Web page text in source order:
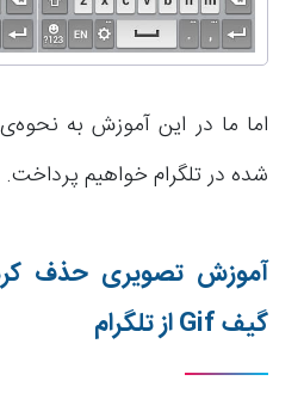
اما ما در این آموزش به
شده در تلگرام خواهیم پرداخت.
آموزش تصویری حذف
گیف Gif از تلگرام